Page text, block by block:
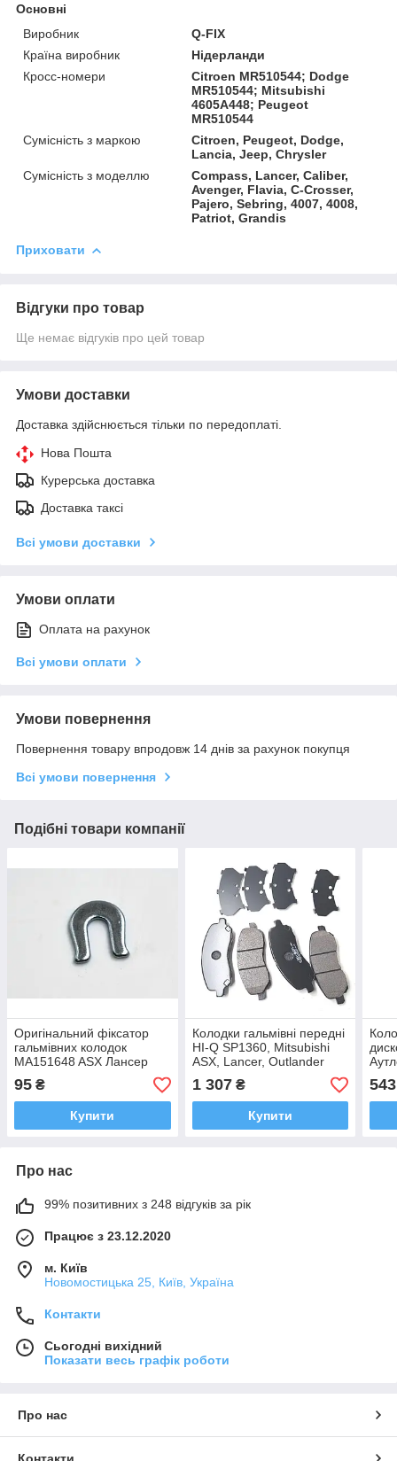
Основні
Виробник
Q-FIX
Країна виробник
Нідерланди
Кросс-номери
Citroen MR510544; Dodge
MR510544; Mitsubishi
4605A448; Peugeot
MR510544
Сумісність з маркою
Citroen, Peugeot, Dodge,
Lancia, Jeep, Chrysler
Сумісність з моделлю
Compass, Lancer, Caliber,
Avenger, Flavia, C-Crosser,
Pajero, Sebring, 4007, 4008,
Patriot, Grandis
Приховати
Відгуки про товар
Ще немає відгуків про цей товар
Умови доставки
Доставка здійснюється тільки по передоплаті.
Нова Пошта
Курерська доставка
Доставка таксі
Всі умови доставки
Умови оплати
Оплата на рахунок
Всі умови оплати
Умови повернення
Повернення товару впродовж 14 днів за рахунок покупця
Всі умови повернення
Подібні товари компанії
Оригінальний фіксатор
гальмівних колодок
MA151648 ASX Лансер
Аутлендер 2006-2012
95 ₴
Купити
Колодки гальмівні передні
HI-Q SP1360, Mitsubishi
ASX, Lancer, Outlander
2003- OEM 4605A364
1 307₴
Купити
543
Про нас
99% позитивних з 248 відгуків за рік
Працює з 23.12.2020
м. Київ
Новомостицька 25, Київ, Україна
Контакти
Сьогодні вихідний
Показати весь графік роботи
Про нас